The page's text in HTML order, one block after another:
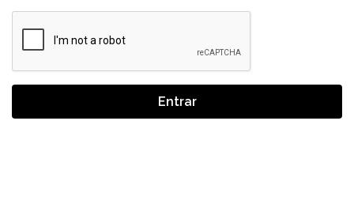
Entrar